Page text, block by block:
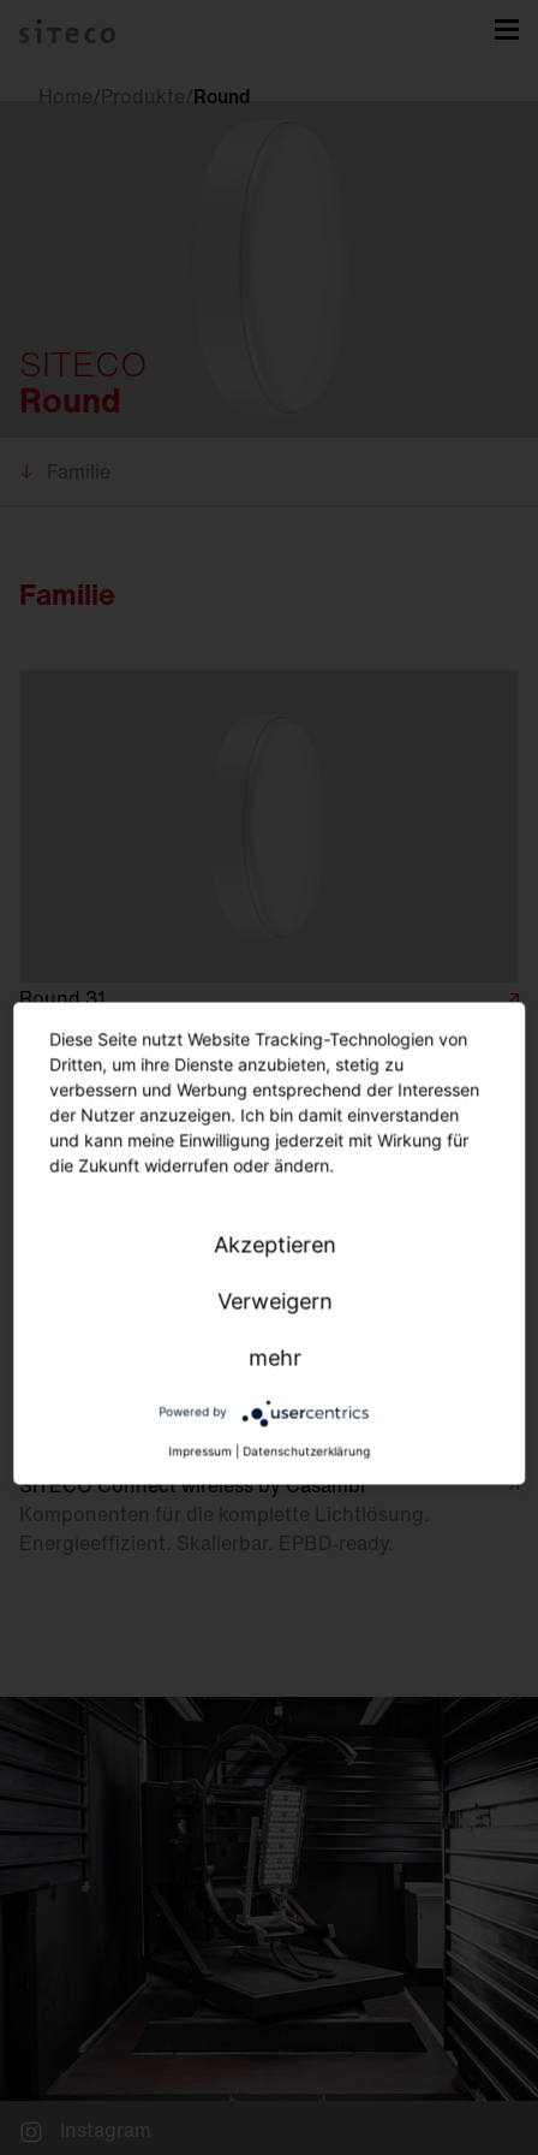
Home/Produkte/Round
SITECO
Round
Familie
Familie
Round 31
Standard. Bewährte Technologie für
Standardanwendungen mit guter Effizienz (134lm/W)
und Lebensdauer (50.000h)
SITECO Connect wireless by Casambi
Komponenten für die komplette Lichtlösung.
Energieeffizient. Skalierbar. EPBD-ready.
Instagram
Diese Seite nutzt Website Tracking-Technologien von
Dritten, um ihre Dienste anzubieten, stetig zu
verbessern und Werbung entsprechend der Interessen
der Nutzer anzuzeigen. Ich bin damit einverstanden
und kann meine Einwilligung jederzeit mit Wirkung für
die Zukunft widerrufen oder ändern.
Akzeptieren
Verweigern
mehr
Powered by
Impressum | Datenschutzerklärung